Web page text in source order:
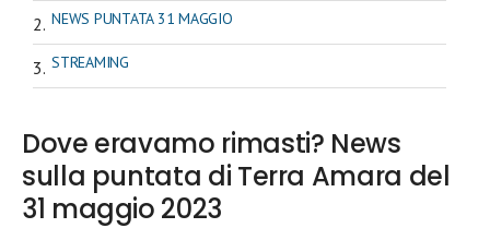
NEWS PUNTATA 31 MAGGIO
STREAMING
Dove eravamo rimasti? News
sulla puntata di Terra Amara del
31 maggio 2023